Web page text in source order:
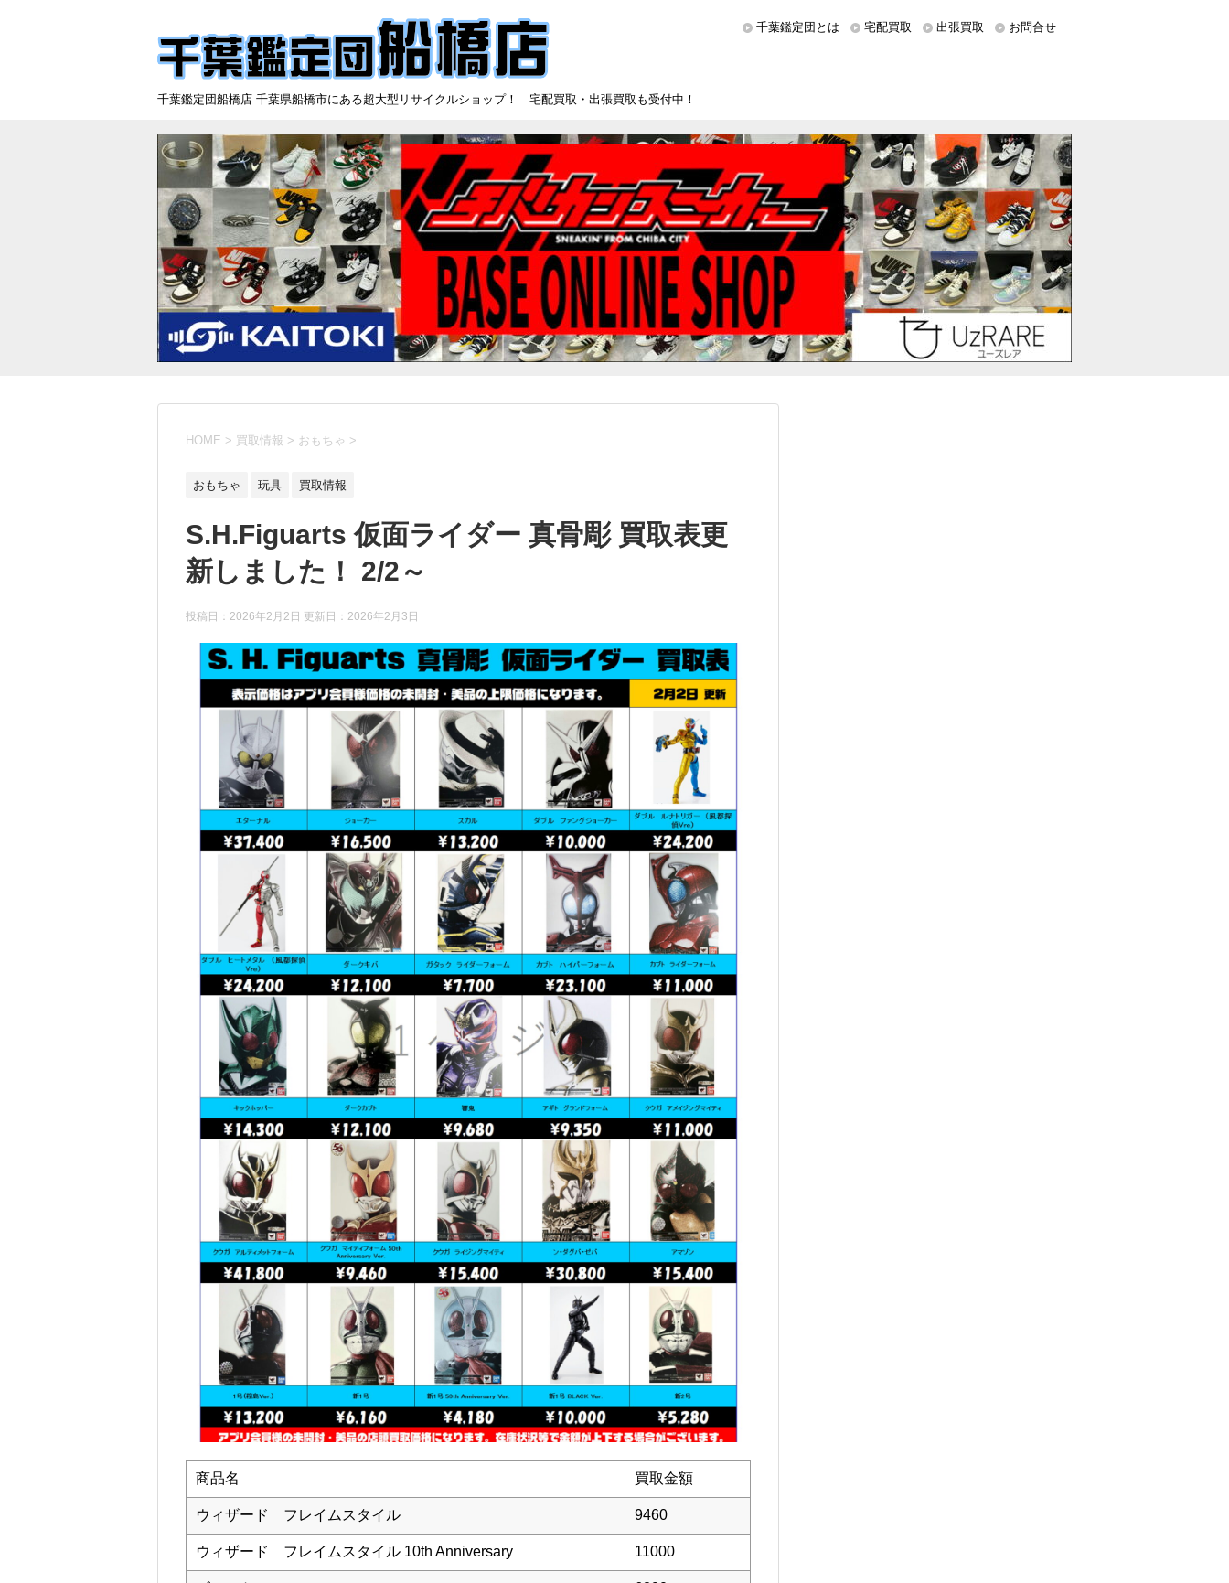
千葉鑑定団船橋店 千葉県船橋市にある超大型リサイクルショップ！ 宅配買取・出張買取も受付中！
千葉鑑定団とは 宅配買取 出張買取 お問合せ
HOME > 買取情報 > おもちゃ >
おもちゃ 玩具 買取情報
S.H.Figuarts 仮面ライダー 真骨彫 買取表更
新しました！ 2/2～
投稿日：2026年2月2日 更新日： 2026年2月3日
商品名 買取金額
ウィザード フレイムスタイル 9460
ウィザード フレイムスタイル 10th Anniversary 11000